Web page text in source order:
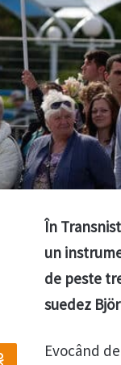
În
un
de peste
suedez
Evocând
Odnoklassniki